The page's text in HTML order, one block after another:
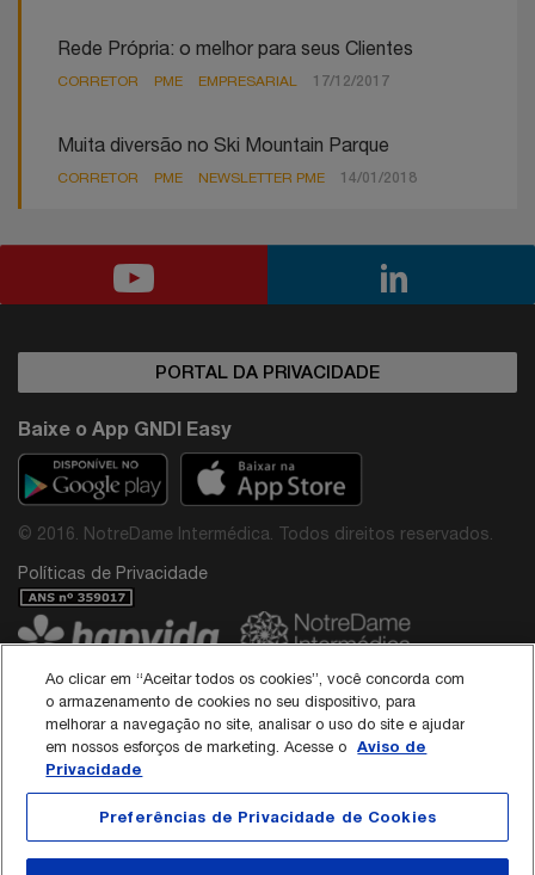
Rede Própria: o melhor para seus Clientes
CORRETOR PME EMPRESARIAL 17/12/2017
Muita diversão no Ski Mountain Parque
CORRETOR PME NEWSLETTER PME 14/01/2018
PORTAL DA PRIVACIDADE
Baixe o App GNDI Easy
© 2016. NotreDame Intermédica. Todos direitos reservados.
Políticas de Privacidade
Avenida Paulista, 867 - São Paulo/SP - CEP: 01311-100
SAC: 0800 015 3855 / CNPJ: 44.649.812/0001-38
Diretor Médico do Grupo NotreDame Intermédica: Dr. Rodolfo Pires de Albuquerque -
CRM: 40.137
Responsável Técnico da Interodonto:
Dr Roberto Edilson Meireles Passos Neto - CRO/CE 3789
Dra Paloma Stephania Guilhermina Prado de Sá - CRO/SP 165345
Política de Cookies
Ao clicar em “Aceitar todos os cookies”, você concorda com
o armazenamento de cookies no seu dispositivo, para
melhorar a navegação no site, analisar o uso do site e ajudar
em nossos esforços de marketing. Acesse o
Aviso de
Privacidade
Preferências de Privacidade de Cookies